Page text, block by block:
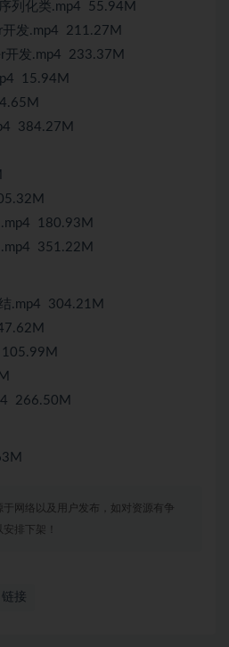
列化类.mp4 55.94M
开发.mp4 211.27M
开发.mp4 233.37M
15.94M
384.27M
180.93M
351.22M
.mp4 304.21M
266.50M
网络以及用户发布，如对资源有争
排下架！
链接